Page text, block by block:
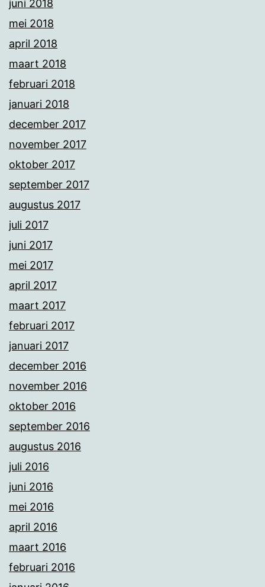
juni 2018
mei 2018
april 2018
maart 2018
februari 2018
januari 2018
december 2017
november 2017
oktober 2017
september 2017
augustus 2017
juli 2017
juni 2017
mei 2017
april 2017
maart 2017
februari 2017
januari 2017
december 2016
november 2016
oktober 2016
september 2016
augustus 2016
juli 2016
juni 2016
mei 2016
april 2016
maart 2016
februari 2016